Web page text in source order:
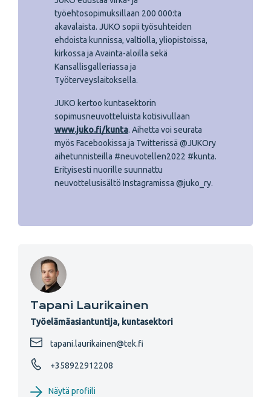
työehtosopimuksillaan 200 000:ta
akavalaista. JUKO sopii työsuhteiden
ehdoista kunnissa, valtiolla, yliopistoissa,
kirkossa ja Avainta-aloilla sekä
Kansallisgalleriassa ja
Työterveyslaitoksella.
JUKO kertoo kuntasektorin
sopimusneuvotteluista kotisivullaan
www.juko.fi/kunta. Aihetta voi seurata
myös Facebookissa ja Twitterissä @JUKOry
aihetunnisteilla #neuvotellen2022 #kunta.
Erityisesti nuorille suunnattu
neuvottelusisältö Instagramissa @juko_ry.
Tapani Laurikainen
Työelämäasiantuntija, kuntasektori
tapani.laurikainen@tek.fi
+358922912208
Näytä profiili